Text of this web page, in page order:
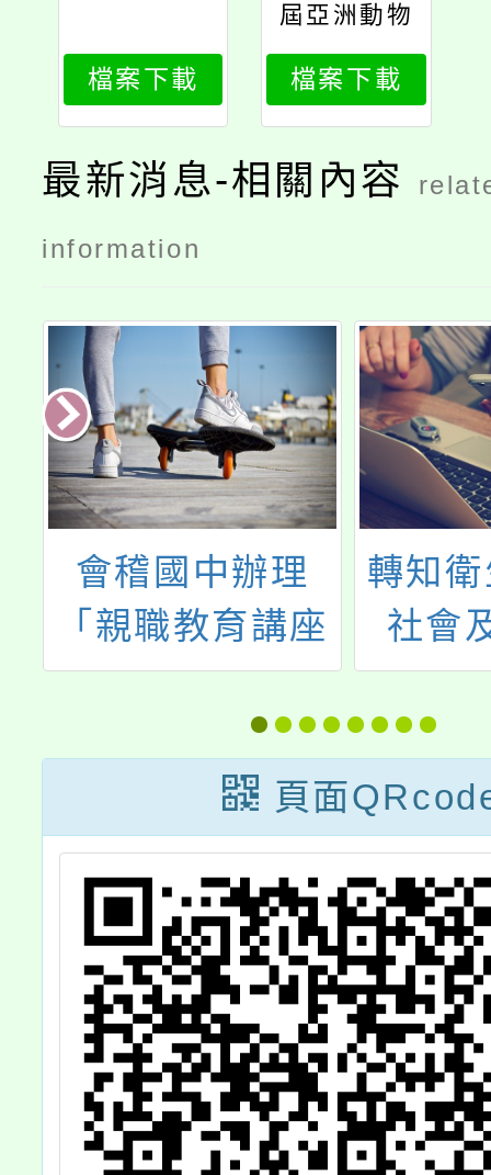
檔案下載
屆亞洲動物
保護大會－
擴大學生與
教育工作者
參與作業計
畫
檔案下載
最新消息-相關內容
information
轉知衛生福利部
社會及家庭署
（下稱社家署）
委託財團法人勵
馨社會福利事業
基金會辦理
「115年度未滿
20歲懷孕服務專
業人員教育訓
練」一案 ，詳如
說明，請查照。
忠貞
園市
「校
活」
獎勵
貴校
頁面